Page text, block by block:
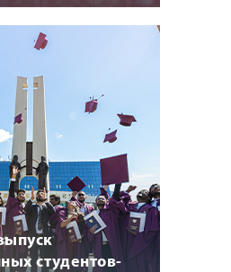
студентов-